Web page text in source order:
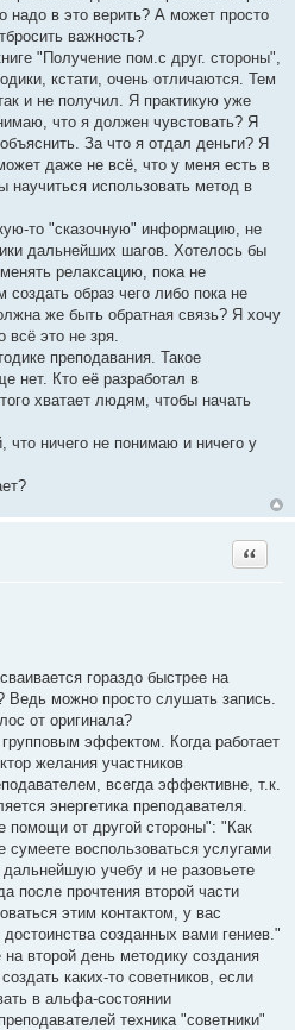
надо в это верить? А может просто
важность?
"Получение пом.с друг. стороны",
кстати, очень отличаются. Тем
и не получил. Я практикую уже
что я должен чувстовать? Я
За что я отдал деньги? Я
даже не всё, что у меня есть в
научиться использовать метод в
то "сказочную" информацию, не
дальнейших шагов. Хотелось бы
релаксацию, пока не
образ чего либо пока не
же быть обратная связь? Я хочу
всё это не зря.
преподавания. Такое
нет. Кто её разработал в
хватает людям, чтобы начать
ничего не понимаю и ничего у
Цитата
гораздо быстрее на
Ведь можно просто слушать запись.
от оригинала?
эффектом. Когда работает
желания участников
всегда эффективне, т.к.
энергетика преподавателя.
помощи от другой стороны": "Как
сумеете воспользоваться услугами
учебу и не разовьете
после прочтения второй части
этим контактом, у вас
созданных вами гениев."
второй день методику создания
каких-то советников, если
в альфа-состоянии
техника "советники"